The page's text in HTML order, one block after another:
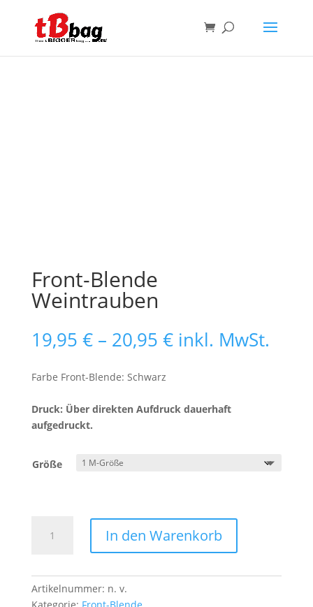
Front-Blende
Weintrauben
19,95 € – 20,95 €Preisspanne:
19,95 €
inkl. MwSt.
Farbe Front-Blende: Schwarz
Druck: Über direkten Aufdruck dauerhaft
aufgedruckt.
Größe
Blende
Weintrauben
In den Warenkorb
Artikelnummer: n. v.